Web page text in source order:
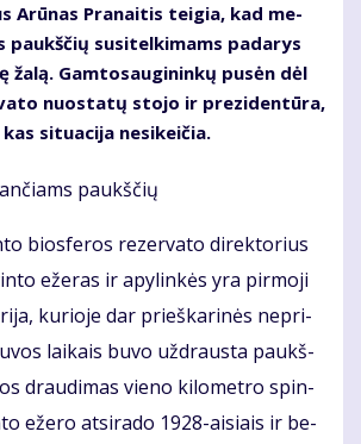
Arū­nas Pra­nai­tis tei­gia, kad me­
paukš­čių su­si­tel­ki­mams pa­da­rys
ža­lą. Gam­to­sau­gi­nin­kų pu­sėn dėl
nuo­sta­tų sto­jo ir pre­zi­den­tū­ra,
si­tu­a­ci­ja ne­si­kei­čia.
paukš­čių
bios­fe­ros re­zer­va­to di­rek­to­rius
eže­ras ir apy­lin­kės yra pir­mo­ji
ku­rio­je dar prieš­ka­ri­nės ne­pri­
lai­kais bu­vo už­draus­ta paukš­
drau­di­mas vie­no ki­lo­met­ro spin­
eže­ro at­si­ra­do 1928-ai­siais ir be­